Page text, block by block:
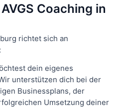
Coaching in
richtet sich an
dein eigenes
unterstützen dich bei der
Businessplans, der
Umsetzung deiner